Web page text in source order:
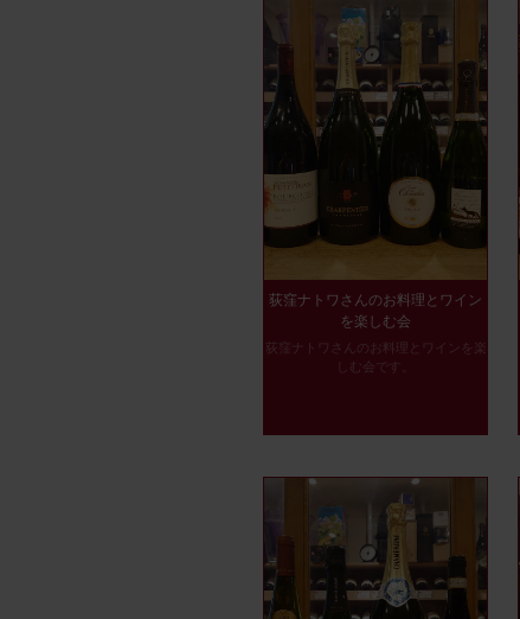
荻窪ナトワさんのお料理とワイン
を楽しむ会
荻窪ナトワさんのお料理とワインを楽
しむ会です。